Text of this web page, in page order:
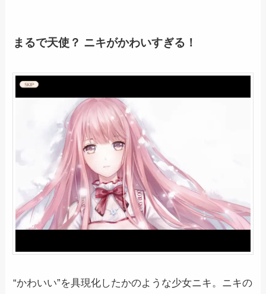
まるで天使？ ニキがかわいすぎる！
“かわいい”を具現化したかのような少女ニキ。ニキの